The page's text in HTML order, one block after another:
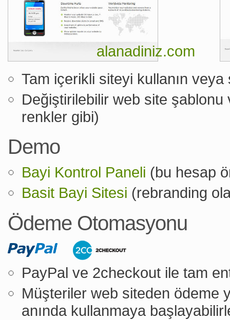
alanadiniz.com
Tam içerikli siteyi kullanın
Değiştirilebilir web site
renkler gibi)
Demo
Bayi Kontrol Paneli (bu hesap
Basit Bayi Sitesi (rebranding
Ödeme Otomasyonu
PayPal ve 2checkout ile tam
Müşteriler web siteden ödeme
anında kullanmaya